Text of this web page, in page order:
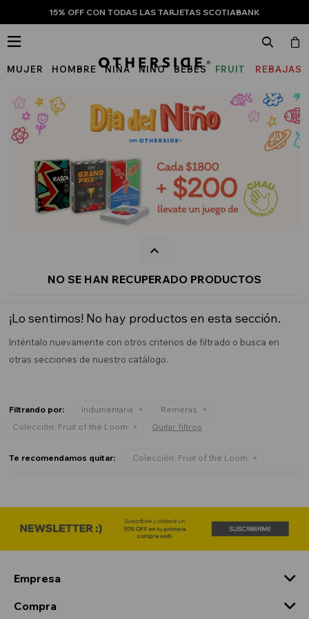
15% OFF CON TODAS LAS TARJETAS SCOTIABANK
MUJER HOMBRE NIÑA NIÑO BEBÉS
FRUIT
THE
LOOM
REBAJAS

NO SE HAN RECUPERADO PRODUCTOS
¡Lo sentimos! No hay productos en esta sección.
Inténtalo nuevamente con otros criterios de filtrado o busca en
otras secciones de nuestro catálogo.
Filtrando por: Indumentaria
Remeras
Colección: Fruit of the Loom Quitar filtros
Te recomendamos quitar: Colección: Fruit of the Loom
Empresa
Compra